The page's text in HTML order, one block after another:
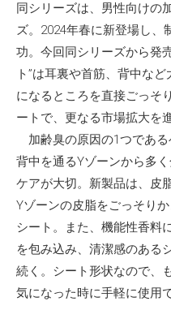
同シリーズは、男性向けの
ズ。2024年春に新登場し、
功。今回同シリーズから発
ト”は耳裏や首筋、背中な
になるところを直接ごっそ
ートで、更なる市場拡大を
加齢臭の原因の1つである
背中を通るYゾーンから多
ケアが大切。新製品は、皮
Yゾーンの皮脂をごっそり
シート。また、機能性香料
を包み込み、清潔感のある
続く。シート形状なので、
気になった時に手軽に使用